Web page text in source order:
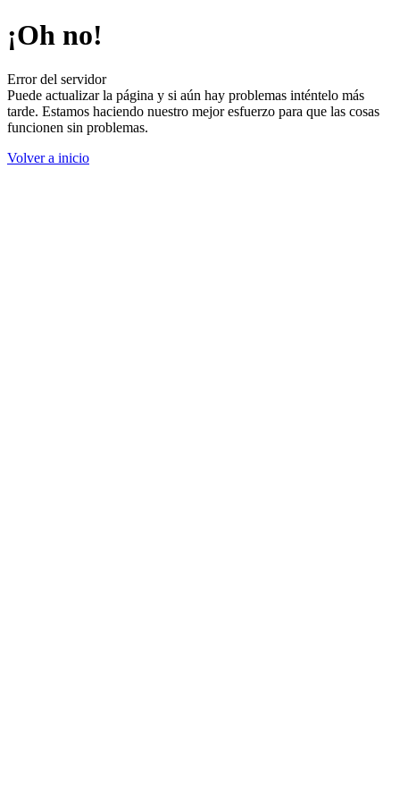
¡Oh no!
Error del servidor
Puede actualizar la página y si aún hay problemas inténtelo más
tarde. Estamos haciendo nuestro mejor esfuerzo para que las cosas
funcionen sin problemas.
Volver a inicio